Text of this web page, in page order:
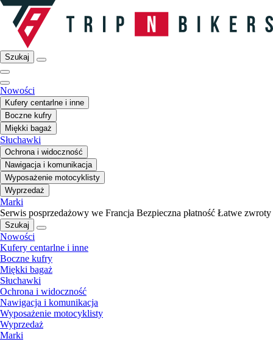
Szukaj
Nowości
Kufery centarlne i inne
Boczne kufry
Miękki bagaż
Słuchawki
Ochrona i widoczność
Nawigacja i komunikacja
Wyposażenie motocyklisty
Wyprzedaż
Marki
Serwis posprzedażowy we Francja Bezpieczna płatność Łatwe zwroty
Szukaj
Nowości
Kufery centarlne i inne
Boczne kufry
Miękki bagaż
Słuchawki
Ochrona i widoczność
Nawigacja i komunikacja
Wyposażenie motocyklisty
Wyprzedaż
Marki